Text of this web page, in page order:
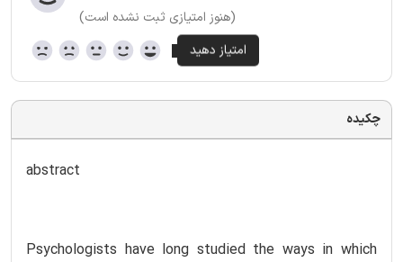
(هنوز امتیازی ثبت نشده است)
چکیده
abstract
Psychologists have long studied the ways in which